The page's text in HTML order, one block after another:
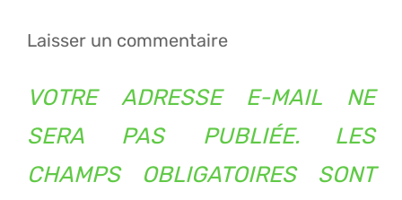
Laisser un commentaire
VOTRE ADRESSE E-MAIL NE
SERA PAS PUBLIÉE.
LES
CHAMPS OBLIGATOIRES SONT